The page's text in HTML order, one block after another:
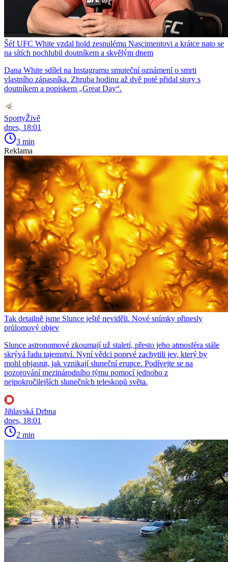
Šéf UFC White vzdal hold zesnulému Nascimentovi a krátce nato se
na sítích pochlubil doutníkem a skvělým dnem
Dana White sdílel na Instagramu smuteční oznámení o smrti
vlastního zápasníka. Zhruba hodinu až dvě poté přidal story s
doutníkem a popiskem „Great Day“.
SportyŽivě
dnes, 18:01
3 min
Reklama
Tak detailně jsme Slunce ještě neviděli. Nové snímky přinesly
průlomový objev
Slunce astronomové zkoumají už staletí, přesto jeho atmosféra stále
skrývá řadu tajemství. Nyní vědci poprvé zachytili jev, který by
mohl objasnit, jak vznikají sluneční erupce. Podívejte se na
pozorování mezinárodního týmu pomocí jednoho z
nejpokročilejších slunečních teleskopů světa.
Jihlavská Drbna
dnes, 18:01
2 min